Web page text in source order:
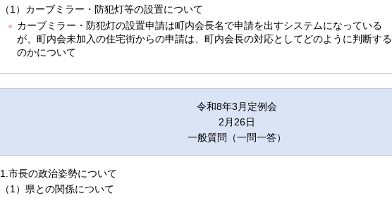
（1）カーブミラー・防犯灯等の設置について
カーブミラー・防犯灯の設置申請は町内会長名で申請を出すシステムになっている
が、町内会未加入の住宅街からの申請は、町内会長の対応としてどのように判断する
のかについて
令和8年3月定例会
2月26日
一般質問（一問一答）
1.市長の政治姿勢について
（1）県との関係について